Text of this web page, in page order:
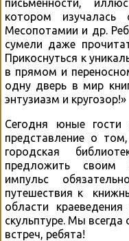
котором изучалась
Месопотамии и др.
сумели даже
Прикоснуться к
в прямом и
одну дверь в мир
энтузиазм и кругозор!»
Сегодня юные гости
представление о
городская
предложить своим
импульс
путешествия к
области
скульптуре. Мы
встреч, ребята!